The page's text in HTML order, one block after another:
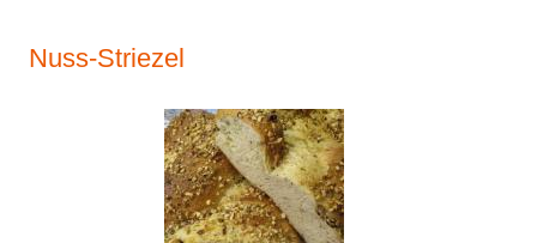
Nuss-Striezel